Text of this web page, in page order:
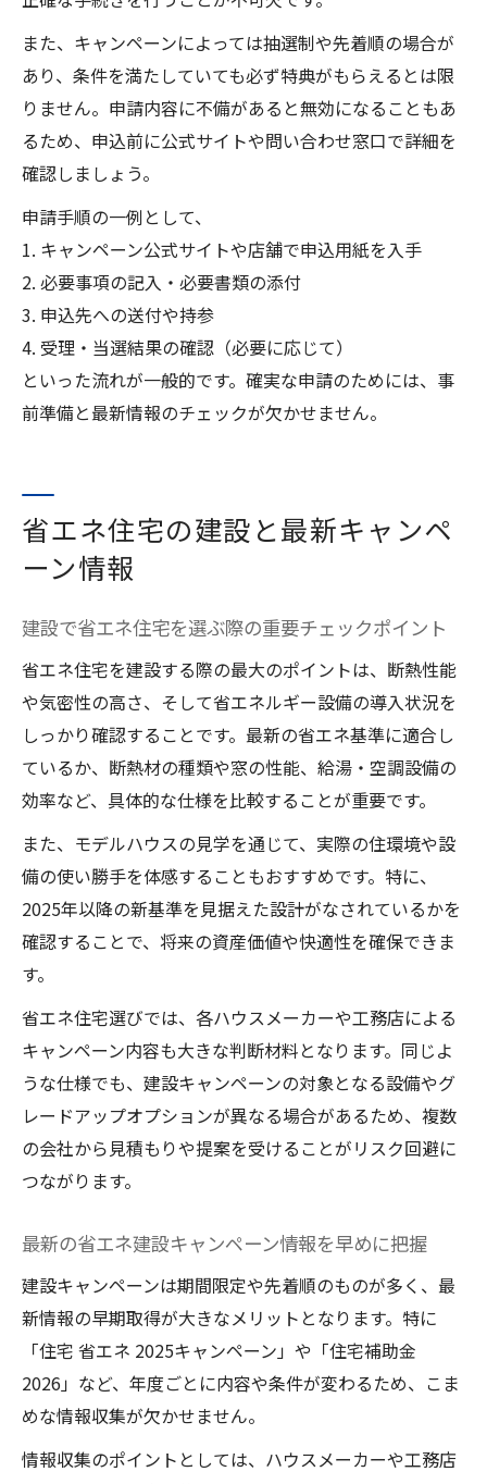
また、キャンペーンによっては抽選制や先着順の場合が
あり、条件を満たしていても必ず特典がもらえるとは限
りません。申請内容に不備があると無効になることもあ
るため、申込前に公式サイトや問い合わせ窓口で詳細を
確認しましょう。
申請手順の一例として、
1. キャンペーン公式サイトや店舗で申込用紙を入手
2. 必要事項の記入・必要書類の添付
3. 申込先への送付や持参
4. 受理・当選結果の確認（必要に応じて）
といった流れが一般的です。確実な申請のためには、事
前準備と最新情報のチェックが欠かせません。
省エネ住宅の建設と最新キャンペ
ーン情報
建設で省エネ住宅を選ぶ際の重要チェックポイント
省エネ住宅を建設する際の最大のポイントは、断熱性能
や気密性の高さ、そして省エネルギー設備の導入状況を
しっかり確認することです。最新の省エネ基準に適合し
ているか、断熱材の種類や窓の性能、給湯・空調設備の
効率など、具体的な仕様を比較することが重要です。
また、モデルハウスの見学を通じて、実際の住環境や設
備の使い勝手を体感することもおすすめです。特に、
2025年以降の新基準を見据えた設計がなされているかを
確認することで、将来の資産価値や快適性を確保できま
す。
省エネ住宅選びでは、各ハウスメーカーや工務店による
キャンペーン内容も大きな判断材料となります。同じよ
うな仕様でも、建設キャンペーンの対象となる設備やグ
レードアップオプションが異なる場合があるため、複数
の会社から見積もりや提案を受けることがリスク回避に
つながります。
最新の省エネ建設キャンペーン情報を早めに把握
建設キャンペーンは期間限定や先着順のものが多く、最
新情報の早期取得が大きなメリットとなります。特に
「住宅 省エネ 2025キャンペーン」や「住宅補助金
2026」など、年度ごとに内容や条件が変わるため、こま
めな情報収集が欠かせません。
情報収集のポイントとしては、ハウスメーカーや工務店